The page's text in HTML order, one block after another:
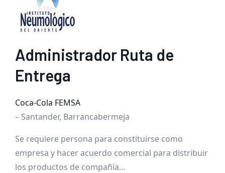
Administrador Ruta de
Entrega
Coca-Cola FEMSA
– Santander, Barrancabermeja
Se requiere persona para constituirse como
empresa y hacer acuerdo comercial para distribuir
los productos de compañía…